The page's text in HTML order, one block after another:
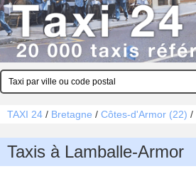
TAXI 24 / Bretagne / Côtes-d'Armor (22) /
Taxis à Lamballe-Armor